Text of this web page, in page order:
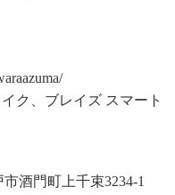
ク、ブレイズ スマート
酒門町上千束3234-1